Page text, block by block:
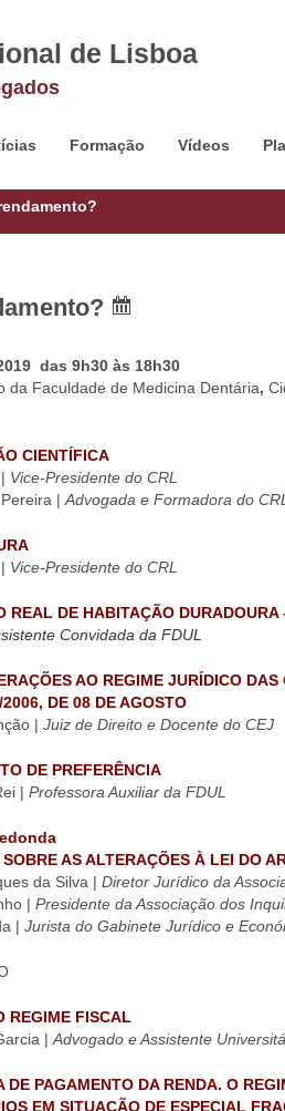
de Lisboa
Formação Vídeos
das 9h30 às 18h30
da Faculdade de Medicina Dentária,
CIENTÍFICA
Vice-Presidente do CRL
| Advogada e Formadora do CRL
Vice-Presidente do CRL
REAL DE HABITAÇÃO
Convidada da FDUL
AO REGIME JURÍDICO
DE 08 DE AGOSTO
| Juiz de Direito e Docente do CEJ
DE PREFERÊNCIA
| Professora Auxiliar da FDUL
SOBRE AS ALTERAÇÕES À LEI DO
da Silva | Diretor Jurídico da
| Presidente da Associação dos
| Jurista do Gabinete Jurídico e
REGIME FISCAL
| Advogado e Assistente
DE PAGAMENTO DA RENDA. O
EM SITUAÇÃO DE ESPECIAL